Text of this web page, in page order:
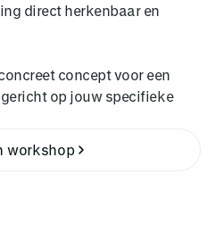
direct herkenbaar en
concept voor een
op jouw specifieke
workshop